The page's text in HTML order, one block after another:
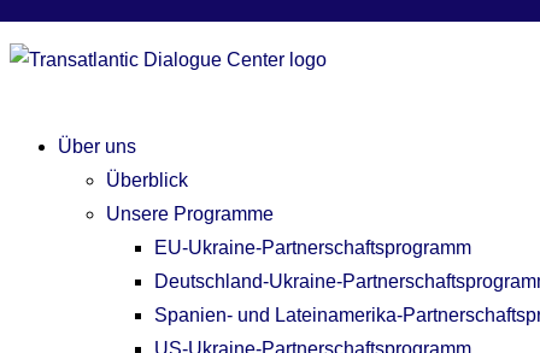
Über uns
Überblick
Unsere Programme
EU-Ukraine-Partnerschaftsprogramm
Deutschland-Ukraine-
Spanien- und Lateinamerika-
US-Ukraine-Partnerschaftsprogramm